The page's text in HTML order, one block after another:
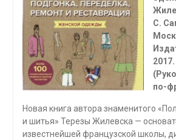
С.
по-
Новая книга автора знаменитого
и шитья» Терезы Жилев­ска —
известнейшей французской школы,